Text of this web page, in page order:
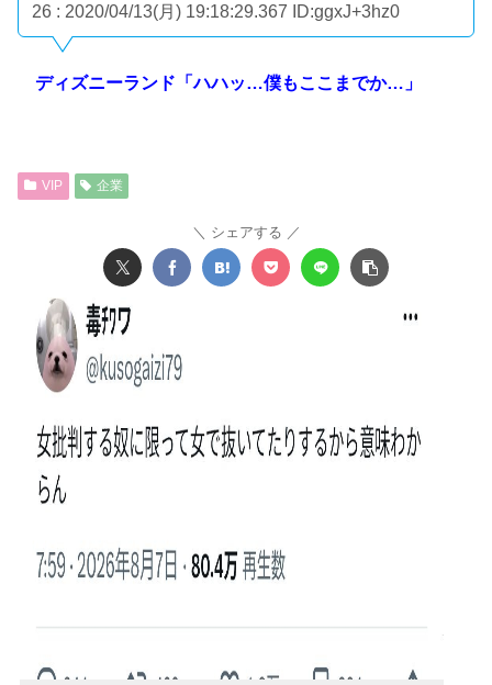
26 : 2020/04/13(月) 19:18:29.367 ID:ggxJ+3hz0
ディズニーランド「ハハッ…僕もここまでか…」
VIP 企業
シェアする